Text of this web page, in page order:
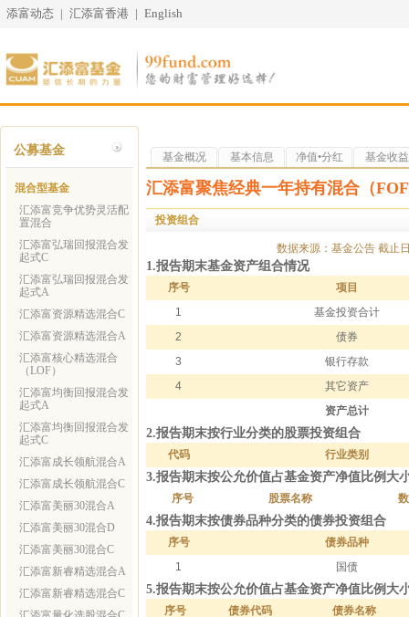
添富动态 | 汇添富香港 | English
公募基金
混合型基金
汇添富竞争优势灵活配
置混合
汇添富弘瑞回报混合发
起式C
汇添富弘瑞回报混合发
起式A
汇添富资源精选混合C
汇添富资源精选混合A
汇添富核心精选混合
（LOF）
汇添富均衡回报混合发
起式A
汇添富均衡回报混合发
起式C
汇添富成长领航混合A
汇添富成长领航混合C
汇添富美丽30混合A
汇添富美丽30混合D
汇添富美丽30混合C
汇添富新睿精选混合A
汇添富新睿精选混合C
基金概况 基本信息 净值•分红 基金收益
汇添富聚焦经典一年持有混合（
投资组合
数据来源：基金公告 截止
1.报告期末基金资产组合情况
序号 项目
1 基金投资合计
2 债券
3 银行存款
4 其它资产
资产总计
2.报告期末按行业分类的股票投资组合
代码 行业类别
3.报告期末按公允价值占基金资产净值比例大
序号 股票名称
4.报告期末按债券品种分类的债券投资组合
序号 债券品种
1 国债
5.报告期末按公允价值占基金资产净值比例大
序号 债券代码 债券名称